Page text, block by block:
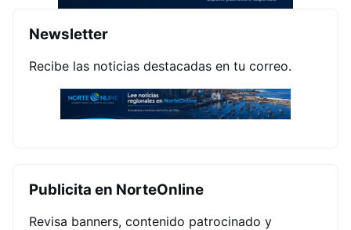
Newsletter
Recibe las noticias destacadas en tu correo.
Publicita en NorteOnline
Revisa banners, contenido patrocinado y